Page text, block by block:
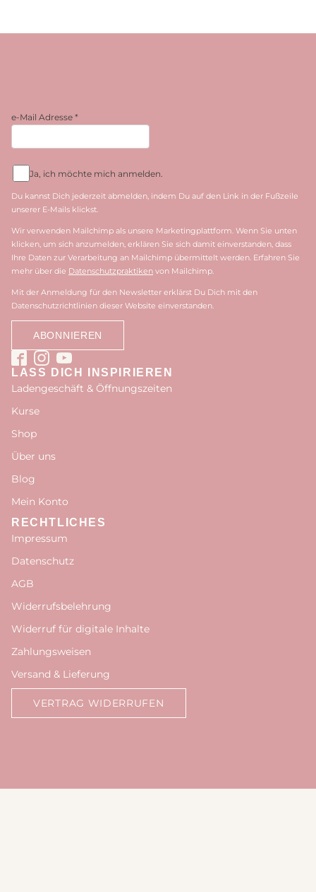
e-Mail Adresse *
Ja, ich möchte mich anmelden.
Du kannst Dich jederzeit abmelden, indem Du auf den Link in der Fußzeile
unserer E-Mails klickst.
Wir verwenden Mailchimp als unsere Marketingplattform. Wenn Sie unten
klicken, um sich anzumelden, erklären Sie sich damit einverstanden, dass
Ihre Daten zur Verarbeitung an Mailchimp übermittelt werden. Erfahren Sie
mehr über die Datenschutzpraktiken von Mailchimp.
Mit der Anmeldung für den Newsletter erklärst Du Dich mit den
Datenschutzrichtlinien dieser Website einverstanden.
LASS DICH INSPIRIEREN
Ladengeschäft & Öffnungszeiten
Kurse
Shop
Über uns
Blog
Mein Konto
RECHTLICHES
Impressum
Datenschutz
AGB
Widerrufsbelehrung
Widerruf für digitale Inhalte
Zahlungsweisen
Versand & Lieferung
VERTRAG WIDERRUFEN